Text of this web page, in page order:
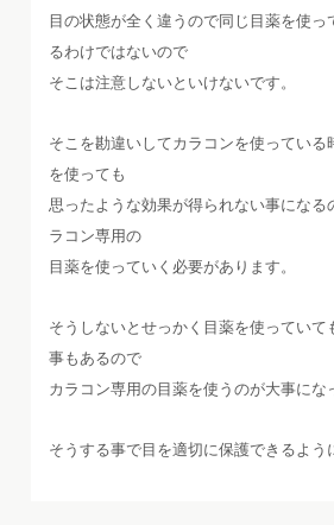
目の状態が全く違うので同じ目薬を使っ
るわけではないので
そこは注意しないといけないです。
そこを勘違いしてカラコンを使っている
を使っても
思ったような効果が得られない事になる
ラコン専用の
目薬を使っていく必要があります。
そうしないとせっかく目薬を使っていて
事もあるので
カラコン専用の目薬を使うのが大事にな
そうする事で目を適切に保護できるよう